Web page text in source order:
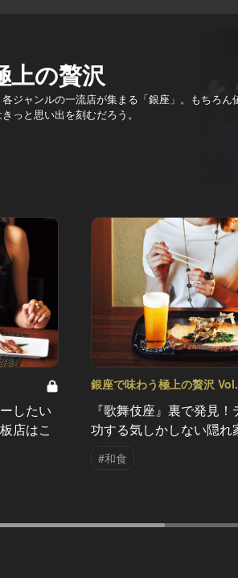
上の贅沢
ジャンルの一流店が集まる「銀座」。もちろん
っと思い出を刻むだろう。
したい
店はこ
銀座で味わう極上の贅沢
『歌舞伎座』裏で発見
功する気しかしない隠れ
#和食